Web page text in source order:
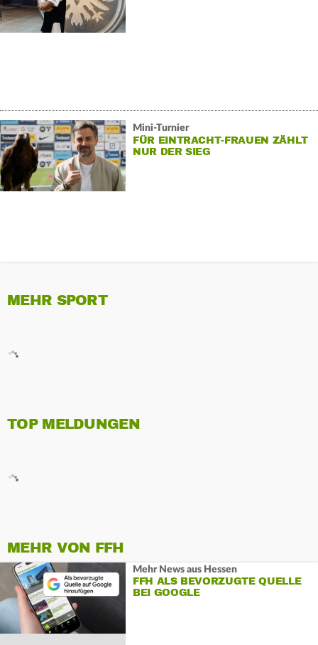
Mini-Turnier
FÜR EINTRACHT-FRAUEN ZÄHLT
NUR DER SIEG
MEHR SPORT
TOP MELDUNGEN
MEHR VON FFH
Mehr News aus Hessen
FFH ALS BEVORZUGTE QUELLE
BEI GOOGLE